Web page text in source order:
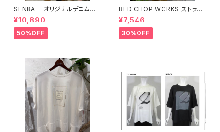
SENBA オリジナルデニム
ピンク
¥10,890
50%OFF
RED CHOP WORKS ストライ
プ柄パンツ 【36352581】
¥7,546
30%OFF